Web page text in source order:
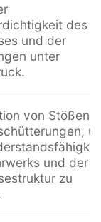
des
und der
unter
von Stößen
und der
zu